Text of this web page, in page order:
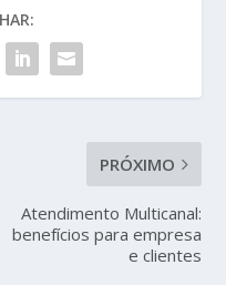
PRÓXIMO
Atendimento Multicanal:
benefícios para empresa
e clientes